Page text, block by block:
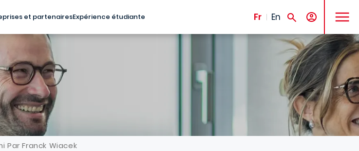
et partenairesExpérience étudiante Fr En
MENU
Par Franck Wiacek